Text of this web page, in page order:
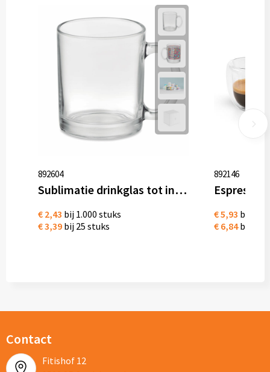
892604
Sublimatie drinkglas tot in full colour bedrukken 300 ml
€ 2,43 bij 1.000 stuks
€ 3,39 bij 25 stuks
892146
€ 5,93 bij 500
€ 6,84 bij 25
Contact
Fitishof 12